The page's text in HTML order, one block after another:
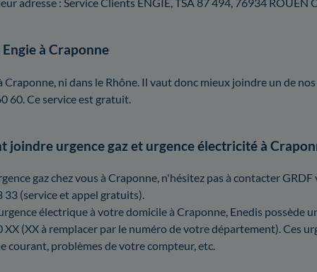
adresse : Service Clients ENGIE, TSA 87 494, 76934 ROUEN
à Craponne
Craponne, ni dans le Rhône. Il vaut donc mieux joindre un de
60. Ce service est gratuit.
joindre urgence gaz et urgence électricité à
gaz chez vous à Craponne, n'hésitez pas à contacter
(service et appel gratuits).
électrique à votre domicile à Craponne, Enedis possède
XX (XX à remplacer par le numéro de votre département). Ces
courant, problèmes de votre compteur, etc.